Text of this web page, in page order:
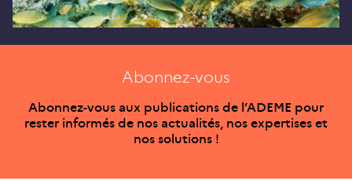
Abonnez-vous
Abonnez-vous aux publications de l’ADEME pour
rester informés de nos actualités, nos expertises et
nos solutions !